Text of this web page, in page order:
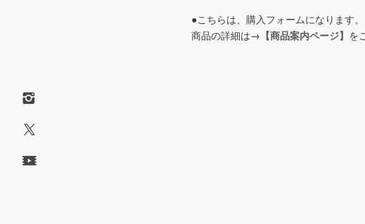
●こちらは、購入フォームになります。
商品の詳細は→【商品案内ページ】 を